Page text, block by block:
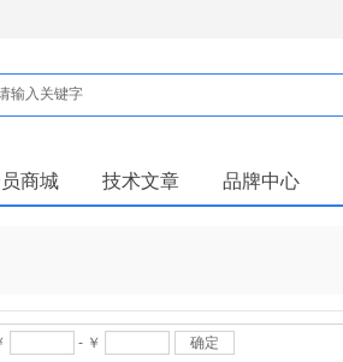
商城 技术文章 品牌中心
- ￥ 确定